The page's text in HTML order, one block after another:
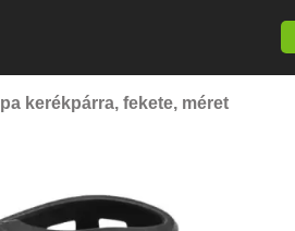
kerékpárra, fekete, méret